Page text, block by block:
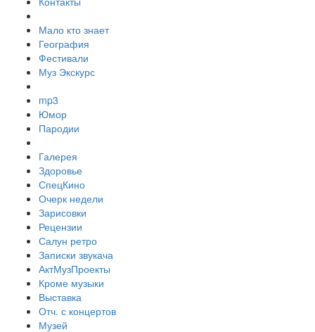
Мало кто знает
География
Фестивали
Муз Экскурс
mp3
Юмор
Пародии
Галерея
Здоровье
СпецКино
Очерк недели
Зарисовки
Рецензии
Салун ретро
Записки звукача
АктМузПроекты
Кроме музыки
Выставка
Отч. с концертов
Музей